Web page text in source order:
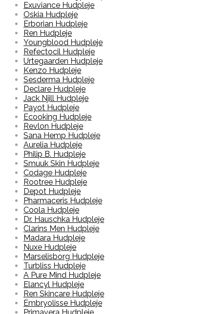
Exuviance Hudpleje
Oskia Hudpleje
Erborian Hudpleje
Ren Hudpleje
Youngblood Hudpleje
Refectocil Hudpleje
Urtegaarden Hudpleje
Kenzo Hudpleje
Sesderma Hudpleje
Declare Hudpleje
Jack Njill Hudpleje
Payot Hudpleje
Ecooking Hudpleje
Revlon Hudpleje
Sana Hemp Hudpleje
Aurelia Hudpleje
Philip B. Hudpleje
Smuuk Skin Hudpleje
Codage Hudpleje
Rootree Hudpleje
Depot Hudpleje
Pharmaceris Hudpleje
Coola Hudpleje
Dr. Hauschka Hudpleje
Clarins Men Hudpleje
Madara Hudpleje
Nuxe Hudpleje
Marselisborg Hudpleje
Turbliss Hudpleje
A Pure Mind Hudpleje
Elancyl Hudpleje
Ren Skincare Hudpleje
Embryolisse Hudpleje